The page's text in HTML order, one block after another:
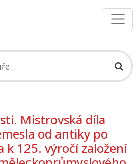
Mistrovská díla
od antiky po
k 125. výročí založení